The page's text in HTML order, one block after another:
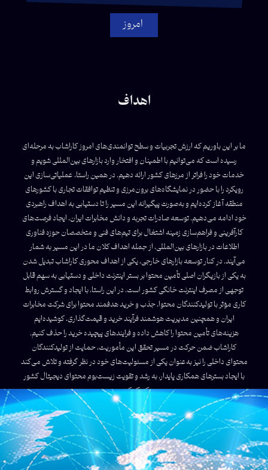
امروز
اهداف
ما بر این باوریم که ارزش تجربیات و سطح توانمندی‌های امروز کاراشاب به مرحله‌ای
رسیده است که می‌توانیم با اطمینان و افتخار وارد بازارهای بین‌المللی شویم و
خدمات خود را فراتر از مرزهای کشور ارائه دهیم. در همین راستا، عملیاتی‌سازی این
رویکرد را با حضور در نمایشگاه‌های برون‌مرزی و تنظیم توافقات تجاری با کشورهای
منطقه آغاز کرده‌ایم و به‌صورت پیگیرانه این مسیر را تا دستیابی به اهداف راهبردی
خود ادامه می‌دهیم. توسعه صادرات تجربه و دانش مخابرات ایران، ایجاد فرصت‌های
کارآفرینی و فراهم‌سازی زمینه اشتغال برای تیم‌های فنی و متخصصان حوزه فناوری
اطلاعات در بازارهای بین‌المللی، از جمله اهداف کلان ما در این مسیر به شمار
می‌آیند. در کنار توسعه بازارهای خارجی، یکی از اهداف محوری کاراشاب تبدیل شدن
به یکی از بازیگران اصلی تأمین محتوا بر بستر اینترنت داخلی و دستیابی به سهم قابل
توجهی از مصرف اینترنت خانگی کشور است. در این راستا، با ایجاد و گسترش روابط
کاری مؤثر با تولیدکنندگان محتوا، جذب و خرید هدفمند محتوا برای شرکت مخابرات
ایران و همچنین مدیریت هوشمند فرآیند خرید و قیمت‌گذاری، کوشیده‌ایم
هزینه‌های تأمین محتوا را کاهش داده و فرایندهای پیچیده خرید را حذف کنیم.
کاراشاب ضمن حرکت در مسیر تحقق این مأموریت، حمایت از تولیدکنندگان
محتوای داخلی را نیز به‌عنوان یکی از مسئولیت‌های خود در نظر گرفته و تلاش می‌کند
با ایجاد بسترهای همکاری پایدار، به رشد و تقویت زیست‌بوم محتوای دیجیتال کشور
کمک کند.